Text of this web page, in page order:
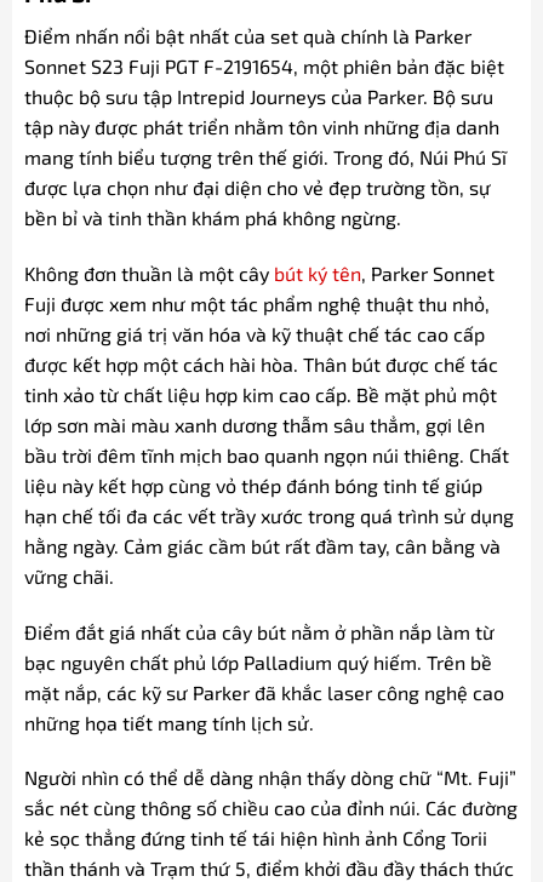
Điểm nhấn nổi bật nhất của set quà chính là Parker
Sonnet S23 Fuji PGT F-2191654, một phiên bản đặc biệt
thuộc bộ sưu tập Intrepid Journeys của Parker. Bộ sưu
tập này được phát triển nhằm tôn vinh những địa danh
mang tính biểu tượng trên thế giới. Trong đó, Núi Phú Sĩ
được lựa chọn như đại diện cho vẻ đẹp trường tồn, sự
bền bỉ và tinh thần khám phá không ngừng.
Không đơn thuần là một cây bút ký tên, Parker Sonnet
Fuji được xem như một tác phẩm nghệ thuật thu nhỏ,
nơi những giá trị văn hóa và kỹ thuật chế tác cao cấp
được kết hợp một cách hài hòa. Thân bút được chế tác
tinh xảo từ chất liệu hợp kim cao cấp. Bề mặt phủ một
lớp sơn mài màu xanh dương thẫm sâu thẳm, gợi lên
bầu trời đêm tĩnh mịch bao quanh ngọn núi thiêng. Chất
liệu này kết hợp cùng vỏ thép đánh bóng tinh tế giúp
hạn chế tối đa các vết trầy xước trong quá trình sử dụng
hằng ngày. Cảm giác cầm bút rất đầm tay, cân bằng và
vững chãi.
Điểm đắt giá nhất của cây bút nằm ở phần nắp làm từ
bạc nguyên chất phủ lớp Palladium quý hiếm. Trên bề
mặt nắp, các kỹ sư Parker đã khắc laser công nghệ cao
những họa tiết mang tính lịch sử.
Người nhìn có thể dễ dàng nhận thấy dòng chữ “Mt. Fuji”
sắc nét cùng thông số chiều cao của đỉnh núi. Các đường
kẻ sọc thẳng đứng tinh tế tái hiện hình ảnh Cổng Torii
thần thánh và Trạm thứ 5, điểm khởi đầu đầy thách thức